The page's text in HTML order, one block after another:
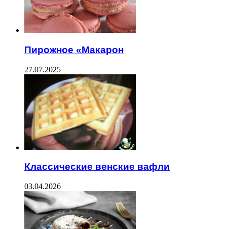
Пирожное «Макарон
27.07.2025
Классические венские вафли
03.04.2026